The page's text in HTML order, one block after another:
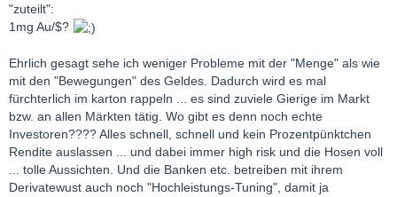
"zuteilt":
1mg Au/$?
Ehrlich gesagt sehe ich weniger Probleme mit der "Menge" als wie
mit den "Bewegungen" des Geldes. Dadurch wird es mal
fürchterlich im karton rappeln ... es sind zuviele Gierige im Markt
bzw. an allen Märkten tätig. Wo gibt es denn noch echte
Investoren???? Alles schnell, schnell und kein Prozentpünktchen
Rendite auslassen ... und dabei immer high risk und die Hosen voll
... tolle Aussichten. Und die Banken etc. betreiben mit ihrem
Derivatewust auch noch "Hochleistungs-Tuning", damit ja